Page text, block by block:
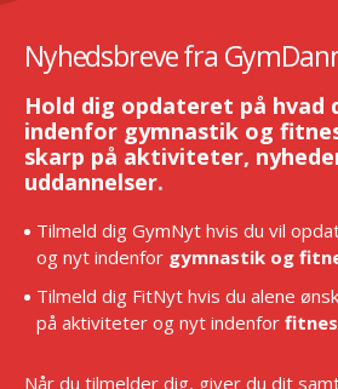
Nyhedsbreve fra
Hold dig opdateret på hvad
indenfor gymnastik og
skarp på aktiviteter,
uddannelser.
Tilmeld dig GymNyt hvis du vil
og nyt indenfor gymnastik og
Tilmeld dig FitNyt hvis du alene
på aktiviteter og nyt indenfor
Når du tilmelder dig, giver du dit